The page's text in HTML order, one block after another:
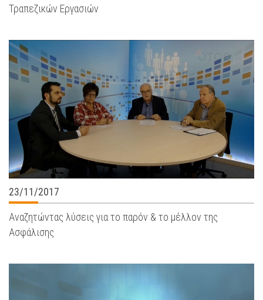
Τραπεζικών Εργασιών
23/11/2017
Αναζητώντας λύσεις για το παρόν & το μέλλον της
Ασφάλισης